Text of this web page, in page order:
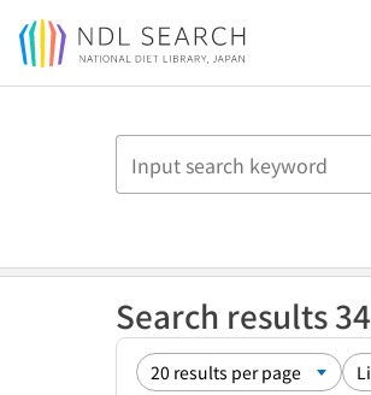
Jump to main content
Search results 34